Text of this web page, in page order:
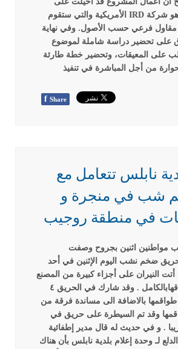
المقاول الرئيس وهو شركة IRD الأمريكية والتي ستقوم
مع مقاول فرعي حسب الأصول. وفي نهاية
على تحضير دراسة شاملة لموضوع
على المعيقات، وتحضير خطة طارئة
حوارة من أجل المباشرة في تنفيذ
f Share
نابلس تتعامل مع
شب في منجرة و
في منطقة روجيب
مواطنين اثنين بجروح وصفت
ضخم نشب اليوم الإثنين في أحد
النيران على أجزاء كبيرة من المصنع
.
وقد شارك في الحريق ٤
بالاضافة الى مساندة فرقة من
وقد تم السيطرة على حريق في
. و في حديث له قال مدير إطفائية
لـ وحدة إعلام بلدية نابلس بأن هناك